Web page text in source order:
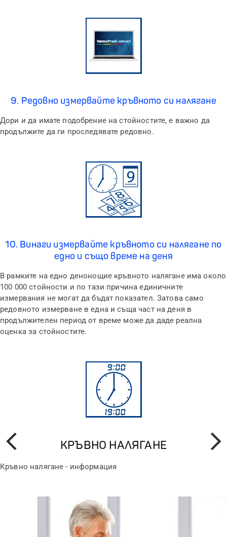
9. Редовно измервайте кръвното си налягане
Дори и да имате подобрение на стойностите, е важно да
продължите да ги проследявате редовно.
10. Винаги измервайте кръвното си налягане по
едно и също време на деня
В рамките на едно денонощие кръвното налягане има около
100 000 стойности и по тази причина единичните
измервания не могат да бъдат показател.Затова само
редовното измерване в една и съща част на деня в
продължителен период от време може да даде реална
оценка за стойностите.
Назад КРЪВНО НАЛЯГАНЕ
Кръвно налягане - информация